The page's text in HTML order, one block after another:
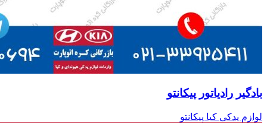
بادگیر رادیاتور پیکانتو
لوازم یدکی کیا پیکانتو